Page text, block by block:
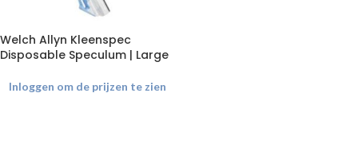
Welch Allyn Kleenspec
Disposable Speculum | Large
Inloggen om de prijzen te zien